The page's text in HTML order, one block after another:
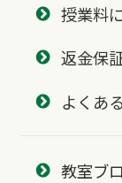
授業料
返金保
よくあ
教室ブ